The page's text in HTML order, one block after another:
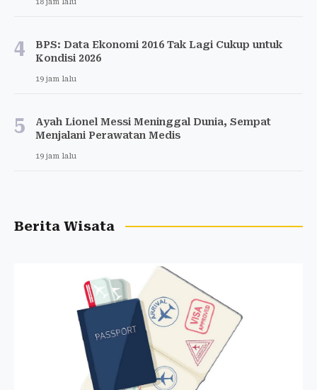
4
BPS: Data Ekonomi 2016 Tak Lagi Cukup untuk
Kondisi 2026
19 jam lalu
5
Ayah Lionel Messi Meninggal Dunia, Sempat
Menjalani Perawatan Medis
19 jam lalu
Berita Wisata